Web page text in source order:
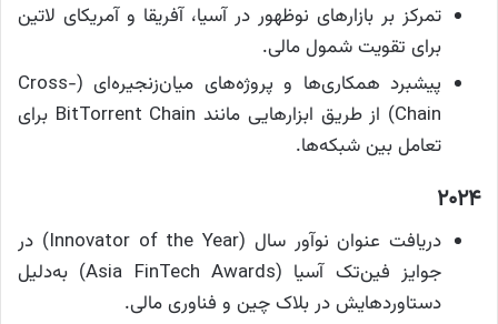
تمرکز بر بازارهای نوظهور در آسیا، آفریقا و آمریکای لاتین
برای تقویت شمول مالی.
پیشبرد همکاری‌ها و پروژه‌های میان‌زنجیره‌ای (Cross-
Chain) از طریق ابزارهایی مانند BitTorrent Chain برای
تعامل بین شبکه‌ها.
۲۰۲۴
دریافت عنوان نوآور سال (Innovator of the Year) در
جوایز فین‌تک آسیا (Asia FinTech Awards) به‌دلیل
دستاوردهایش در بلاک چین و فناوری مالی.